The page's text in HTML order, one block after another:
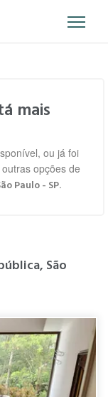
mais
ou já foi
opções de
Paulo - SP.
São